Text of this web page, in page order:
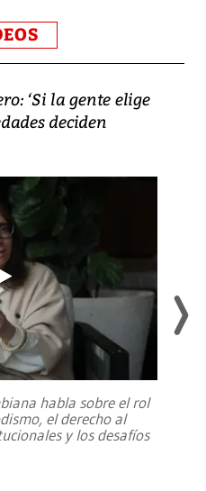
‘Si la gente elige
deciden
habla sobre el rol
el derecho al
y los desafíos